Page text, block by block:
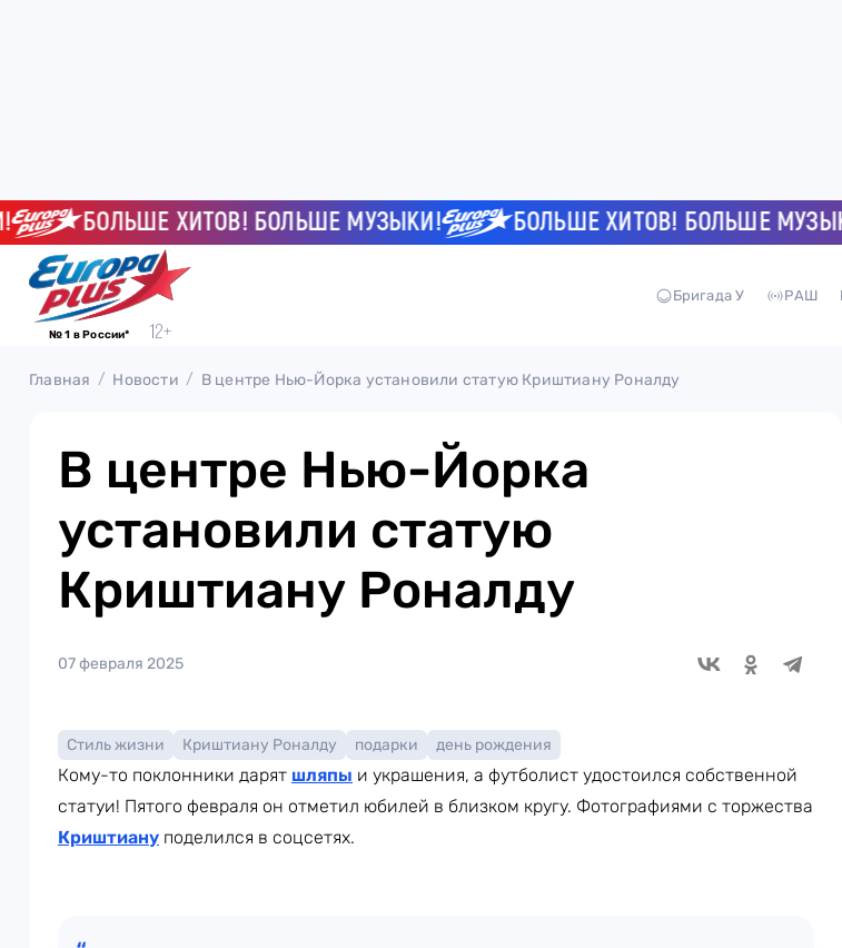
БОЛЬШЕ ХИТОВ! БОЛЬШЕ МУЗЫКИ! БОЛЬШЕ ХИТОВ! БОЛЬШЕ МУЗЫКИ!
№ 1 в России*
Бригада У РАШ
Главная Новости В центре Нью-Йорка установили статую Криштиану Роналду
В центре Нью-Йорка
установили статую
Криштиану Роналду
07 февраля 2025
Стиль жизни Криштиану Роналду подарки день рождения
Кому-то поклонники дарят шляпы и украшения, а футболист удостоился собственной
статуи! Пятого февраля он отметил юбилей в близком кругу. Фотографиями с торжества
Криштиану поделился в соцсетях.